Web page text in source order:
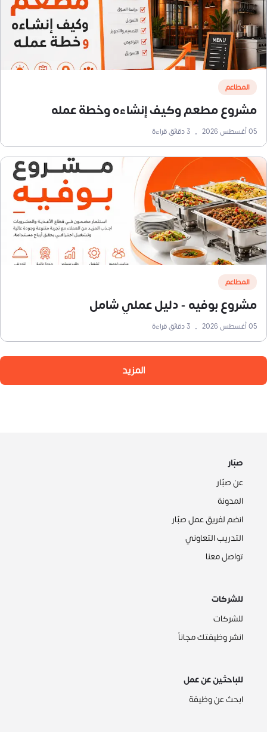
المطاعم
مشروع مطعم وكيف إنشاءه وخطة عمله
05 أغسطس 2026 •
3دقائق قراءة
المطاعم
مشروع بوفيه - دليل عملي شامل
05 أغسطس 2026 •
3دقائق قراءة
المزيد
صبّار
عن صبّار
المدونة
انضم لفريق عمل صبّار
التدريب التعاوني
تواصل معنا
للشركات
للشركات
انشر وظيفتك مجاناً
للباحثين عن عمل
ابحث عن وظيفة